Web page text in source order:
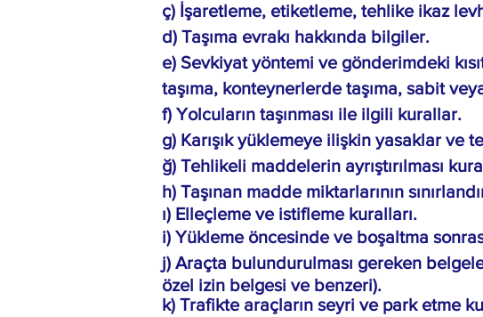
ç) İşaretleme, etiketleme, tehlike ikaz
d) Taşıma evrakı hakkında bilgiler.
e) Sevkiyat yöntemi ve gönderimdeki
taşıma, konteynerlerde taşıma, sabit
f) Yolcuların taşınması ile ilgili kurallar.
g) Karışık yüklemeye ilişkin yasaklar ve
ğ) Tehlikeli maddelerin ayrıştırılması
h) Taşınan madde miktarlarının
ı) Elleçleme ve istifleme kuralları.
i) Yükleme öncesinde ve boşaltma
j) Araçta bulundurulması gereken
özel izin belgesi ve benzeri).
k) Trafikte araçların seyri ve park etme